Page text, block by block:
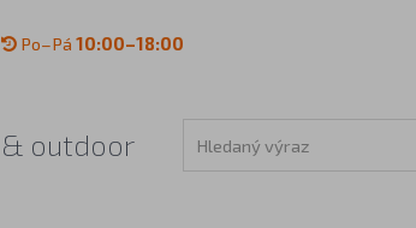
Po–Pá 10:00–18:00
outdoor